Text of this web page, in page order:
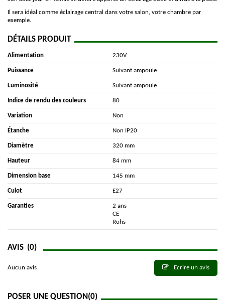
Il sera idéal comme éclairage central dans votre salon, votre chambre par
exemple.
DÉTAILS PRODUIT
Alimentation 230V
Puissance Suivant ampoule
Luminosité Suivant ampoule
Indice de rendu des couleurs 80
Variation Non
Étanche Non IP20
Diamètre 320 mm
Hauteur 84 mm
Dimension base 145 mm
Culot E27
Garanties
2 ans
CE
Rohs
AVIS (0)
Aucun avis Ecrire un avis
POSER UNE QUESTION(0)